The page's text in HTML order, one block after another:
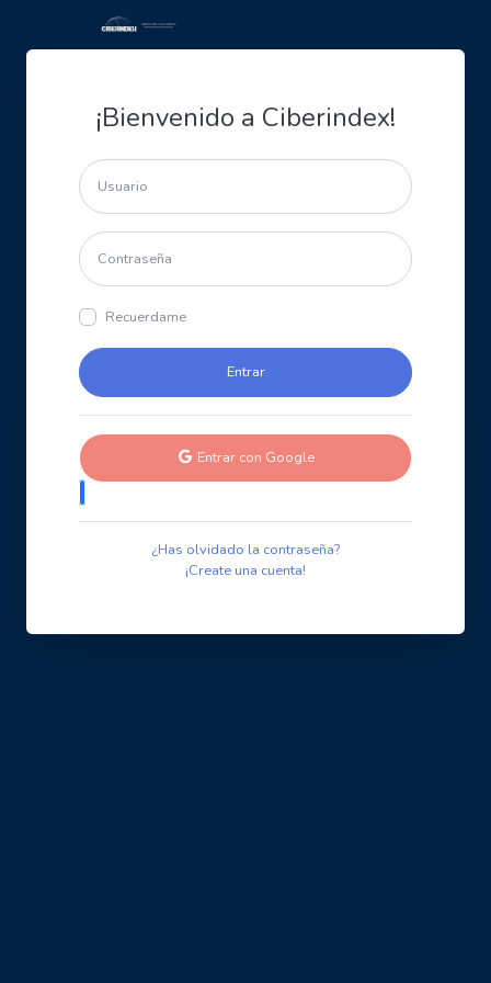
¡Bienvenido a Ciberindex!
Recuerdame
Entrar con Google
¿Has olvidado la contraseña?
¡Create una cuenta!